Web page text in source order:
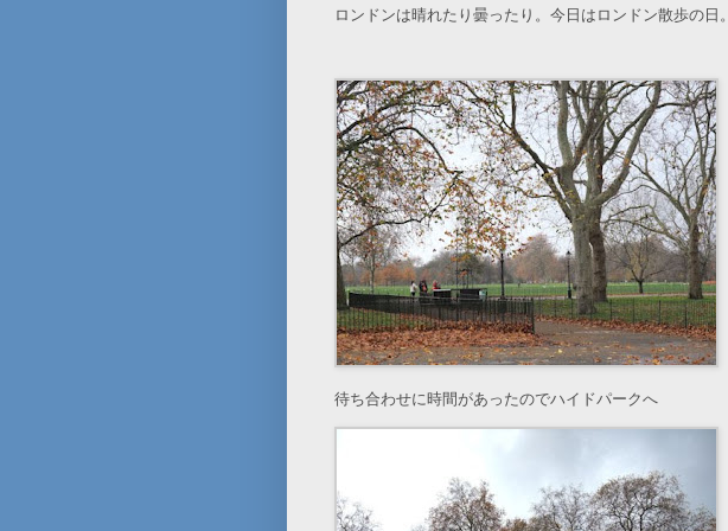
ロンドンは晴れたり曇ったり。今日はロンドン散歩の日。
待ち合わせに時間があったのでハイドパークへ